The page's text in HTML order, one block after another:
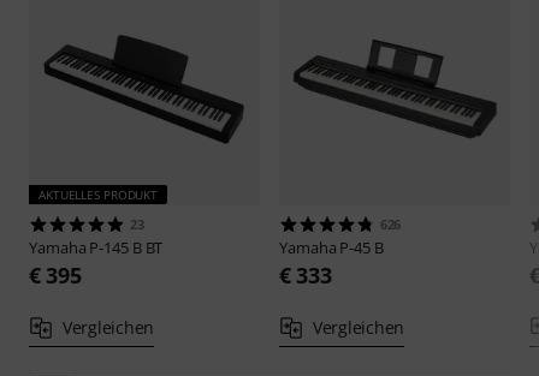
AKTUELLES PRODUKT
23
Yamaha P-145 B BT
€ 395
Vergleichen
626
Yamaha P-45 B
€ 333
Vergleichen